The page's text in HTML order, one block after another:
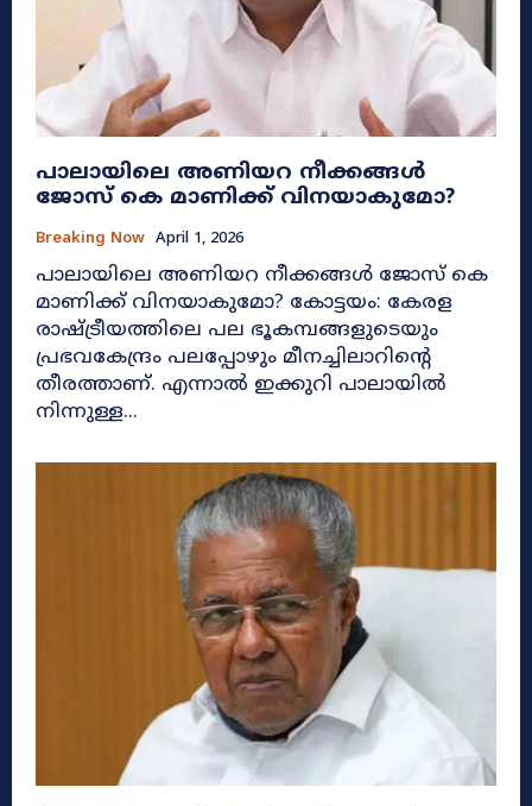
പാലായിലെ അണിയറ നീക്കങ്ങൾ
ജോസ് കെ മാണിക്ക് വിനയാകുമോ?
Breaking Now April 1, 2026
പാലായിലെ അണിയറ നീക്കങ്ങൾ ജോസ് കെ
മാണിക്ക് വിനയാകുമോ? കോട്ടയം: കേരള
രാഷ്ട്രീയത്തിലെ പല ഭൂകമ്പങ്ങളുടെയും
പ്രഭവകേന്ദ്രം പലപ്പോഴും മീനച്ചിലാറിന്റെ
തീരത്താണ്. എന്നാൽ ഇക്കുറി പാലായിൽ
നിന്നുള്ള...